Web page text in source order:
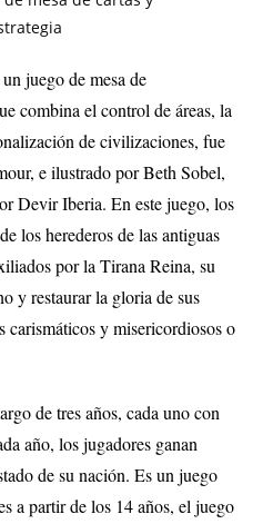
juego de mesa de
combina el control de áreas, la
de civilizaciones, fue
e ilustrado por Beth Sobel,
Devir Iberia. En este juego, los
los herederos de las antiguas
por la Tirana Reina, su
y restaurar la gloria de sus
carismáticos y misericordiosos o
de tres años, cada uno con
año, los jugadores ganan
de su nación. Es un juego
a partir de los 14 años, el juego